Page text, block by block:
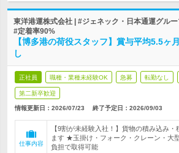
東洋港運株式会社 | #ジェネック・日本通運グル
#定着率90%
【博多港の荷役スタッフ】賞与平均5.5
し
正社員 職種・業種未経験OK 急募 転勤なし
第二新卒歓迎
情報更新日：2026/07/23 終了予定日： 2026/09/03
仕事内容
【9割が未経験入社！】貨物の積み込み・
ます ★玉掛け・フォーク・クレーン・大
負担で取得可能